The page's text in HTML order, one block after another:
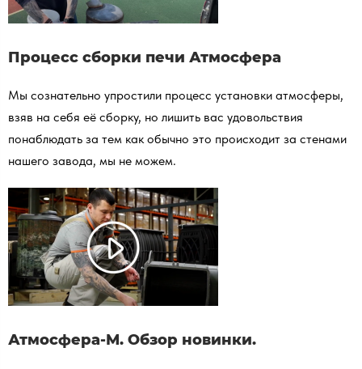
Процесс сборки печи Атмосфера
Мы сознательно упростили процесс установки атмосферы,
взяв на себя её сборку, но лишить вас удовольствия
понаблюдать за тем как обычно это происходит за стенами
нашего завода, мы не можем.
Атмосфера-М. Обзор новинки.